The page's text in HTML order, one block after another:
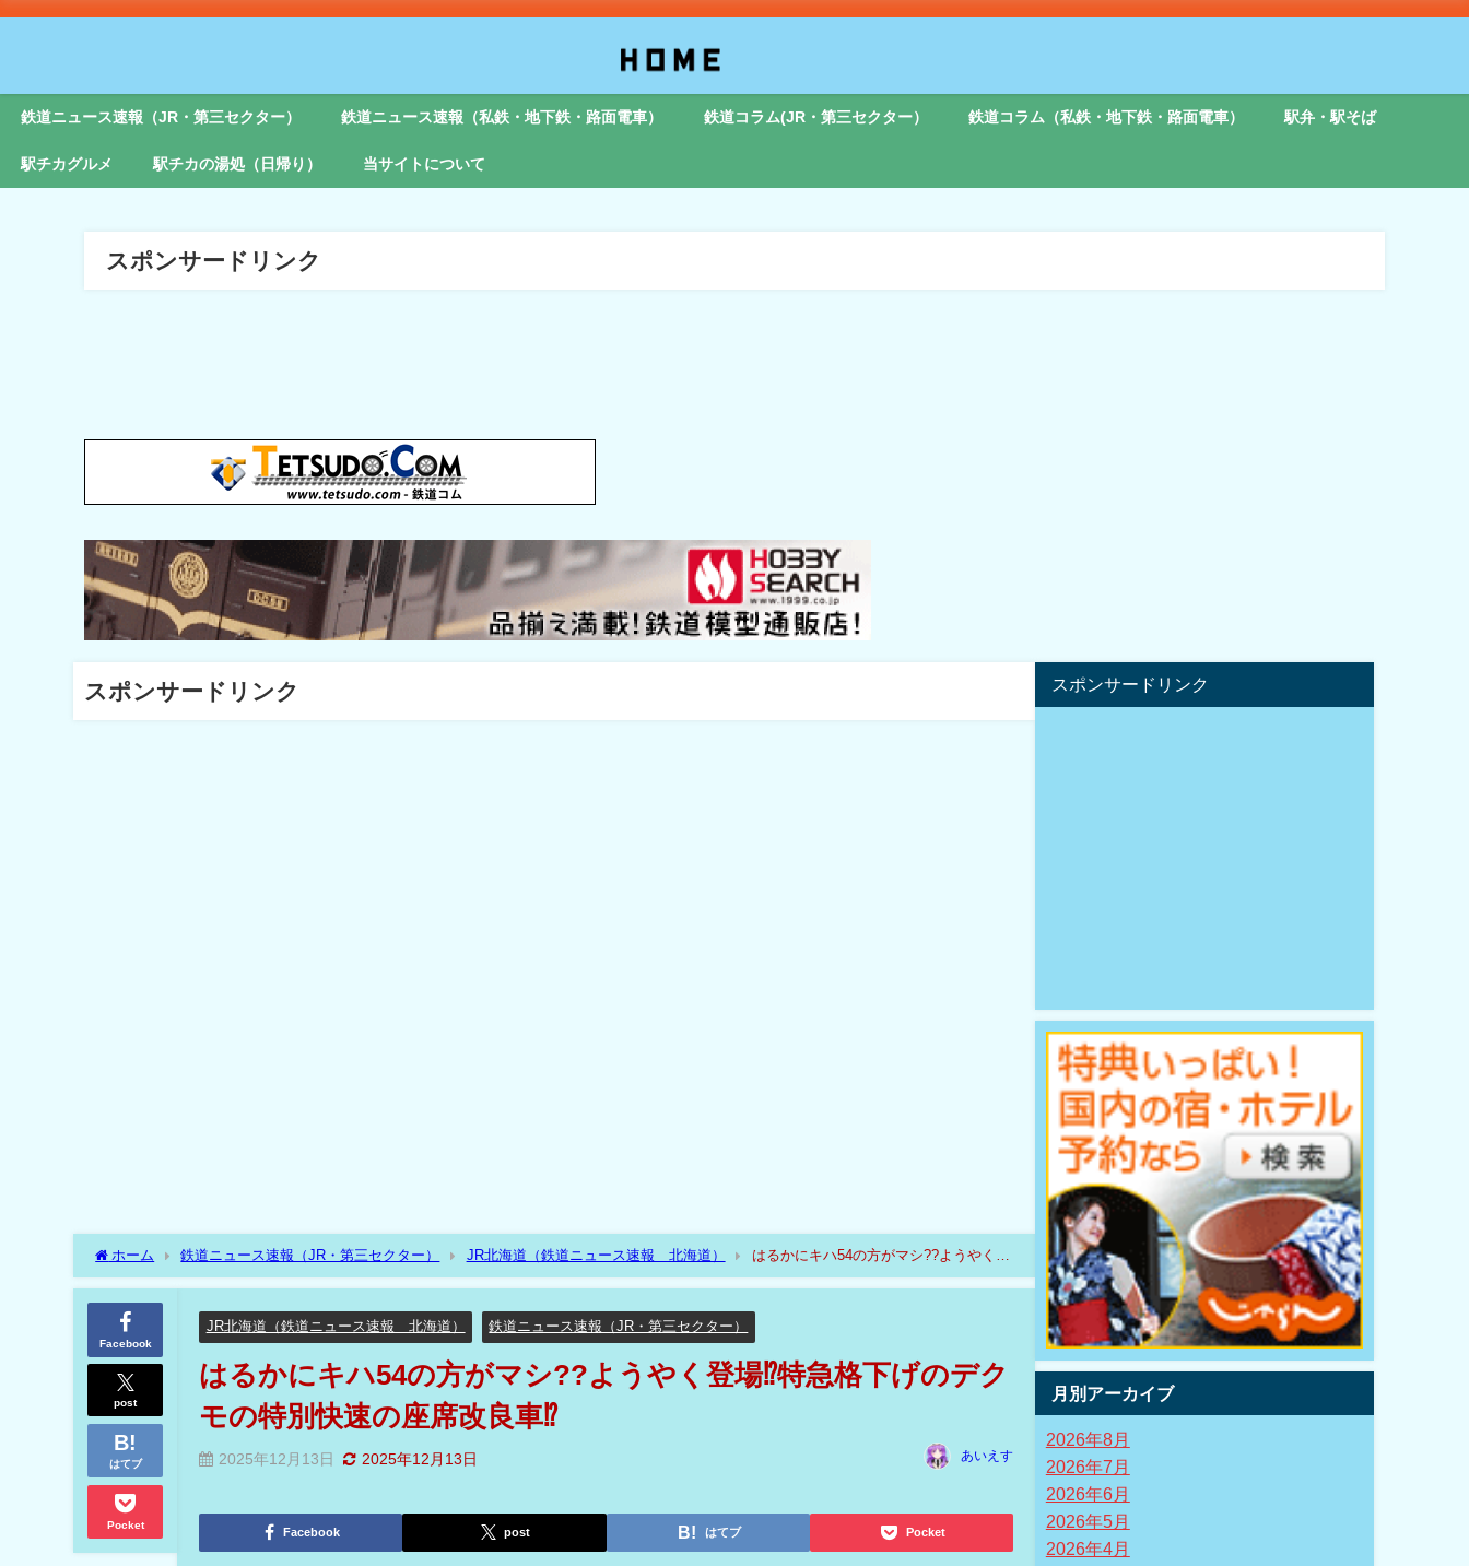
鉄道ニュース速報（JR・第三セクター） 鉄道ニュース速報（私鉄・地下鉄・路面電車） 鉄道コラム(JR・第三セクター） 鉄道コラム（私鉄・地下鉄・路面電車） 駅弁・駅そば
駅チカグルメ 駅チカの湯処（日帰り） 当サイトについて
スポンサードリンク
スポンサードリンク
ホーム 鉄道ニュース速報（JR・第三セクター） JR北海道（鉄道ニュース速報 北海道）
はるかにキハ54の方がマシ??ようやく登
場⁉特急格下げのデクモの特別快速の座席改良車⁉
Facebook
post
はてブ
Pocket
JR北海道（鉄道ニュース速報 北海道） 鉄道ニュース速報（JR・第三セクター）
はるかにキハ54の方がマシ??ようやく登場⁉特急格下げのデク
モの特別快速の座席改良車⁉
2025年12月13日 2025年12月13日 あいえす
Facebook post はてブ Pocket
スポンサードリンク
月別アーカイブ
2026年8月
2026年7月
2026年6月
2026年5月
2026年4月